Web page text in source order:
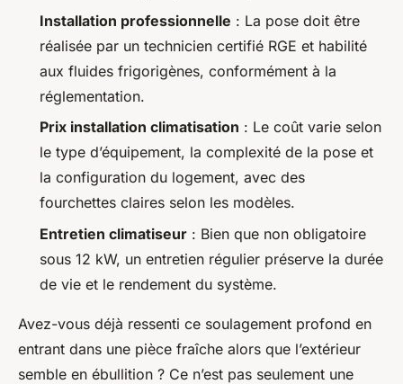
Installation professionnelle : La pose doit être
réalisée par un technicien certifié RGE et habilité
aux fluides frigorigènes, conformément à la
réglementation.
Prix installation climatisation : Le coût varie selon
le type d’équipement, la complexité de la pose et
la configuration du logement, avec des
fourchettes claires selon les modèles.
Entretien climatiseur : Bien que non obligatoire
sous 12 kW, un entretien régulier préserve la durée
de vie et le rendement du système.
Avez-vous déjà ressenti ce soulagement profond en
entrant dans une pièce fraîche alors que l’extérieur
semble en ébullition ? Ce n’est pas seulement une